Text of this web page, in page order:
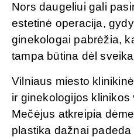
Nors daugeliui gali
estetinė operacija,
ginekologai pabrėžia,
tampa būtina dėl
Vilniaus miesto
ir ginekologijos
Mečėjus atkreipia
plastika dažnai